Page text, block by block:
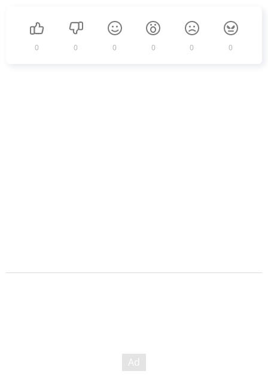
0 0 0 0 0 0